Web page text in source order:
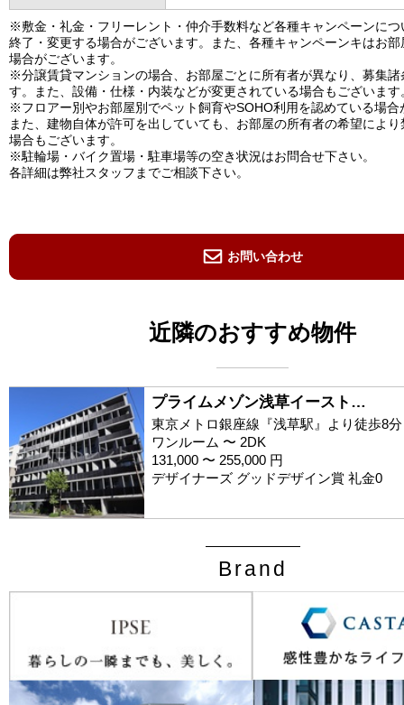
※敷金・礼金・フリーレント・仲介手数料など各種キャンペーンにつ
終了・変更する場合がございます。また、各種キャンペーンキはお
場合がございます。
※分譲賃貸マンションの場合、お部屋ごとに所有者が異なり、募集諸
す。また、設備・仕様・内装などが変更されている場合もございます
※フロアー別やお部屋別でペット飼育やSOHO利用を認めている場合
また、建物自体が許可を出していても、お部屋の所有者の希望によ
場合もございます。
※駐輪場・バイク置場・駐車場等の空き状況はお問合せ下さい。
各詳細は弊社スタッフまでご相談下さい。
お問い合わせ
近隣のおすすめ物件
プライムメゾン浅草イースト…
東京メトロ銀座線『浅草駅』より徒歩8分
ワンルーム 〜 2DK
131,000 〜 255,000 円
デザイナーズ グッドデザイン賞 礼金0
Brand